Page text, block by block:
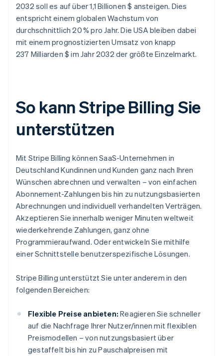
2032 soll es auf über 1,1 Billionen $ ansteigen. Dies
entspricht einem globalen Wachstum von
durchschnittlich 20 % pro Jahr. Die USA bleiben dabei
mit einem prognostizierten Umsatz von knapp
237 Milliarden $ im Jahr 2032 der größte Einzelmarkt.
So kann Stripe Billing Sie
unterstützen
Mit Stripe Billing können SaaS-Unternehmen in
Deutschland Kundinnen und Kunden ganz nach Ihren
Wünschen abrechnen und verwalten – von einfachen
Abonnement-Zahlungen bis hin zu nutzungsbasierten
Abrechnungen und individuell verhandelten Verträgen.
Akzeptieren Sie innerhalb weniger Minuten weltweit
wiederkehrende Zahlungen, ganz ohne
Programmieraufwand. Oder entwickeln Sie mithilfe
einer Schnittstelle benutzerspezifische Lösungen.
Stripe Billing unterstützt Sie unter anderem in den
folgenden Bereichen:
Flexible Preise anbieten: Reagieren Sie schneller
auf die Nachfrage Ihrer Nutzer/innen mit flexiblen
Preismodellen – von nutzungsbasiert über
gestaffelt bis hin zu Pauschalpreisen mit